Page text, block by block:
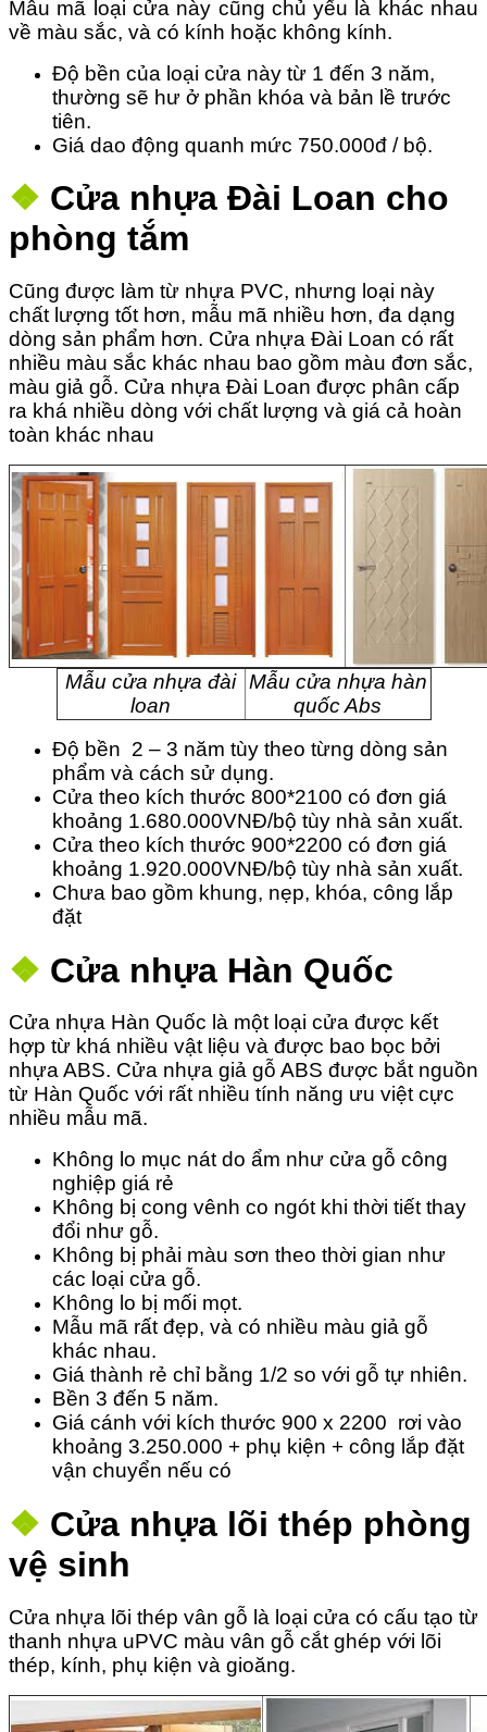
Mẫu mã loại cửa này cũng chủ yếu là khác nhau
về màu sắc, và có kính hoặc không kính.
Độ bền của loại cửa này từ 1 đến 3 năm,
thường sẽ hư ở phần khóa và bản lề trước
tiên.
Giá dao động quanh mức 750.000đ / bộ.
❖ Cửa nhựa Đài Loan cho
phòng tắm
Cũng được làm từ nhựa PVC, nhưng loại này
chất lượng tốt hơn, mẫu mã nhiều hơn, đa dạng
dòng sản phẩm hơn. Cửa nhựa Đài Loan có rất
nhiều màu sắc khác nhau bao gồm màu đơn sắc,
màu giả gỗ. Cửa nhựa Đài Loan được phân cấp
ra khá nhiều dòng với chất lượng và giá cả hoàn
toàn khác nhau
Mẫu cửa nhựa đài
loan
Mẫu cửa nhựa hàn
quốc Abs
Độ bền 2 – 3 năm tùy theo từng dòng sản
phẩm và cách sử dụng.
Cửa theo kích thước 800*2100 có đơn giá
khoảng 1.680.000VNĐ/bộ tùy nhà sản xuất.
Cửa theo kích thước 900*2200 có đơn giá
khoảng 1.920.000VNĐ/bộ tùy nhà sản xuất.
Chưa bao gồm khung, nẹp, khóa, công lắp
đặt
❖ Cửa nhựa Hàn Quốc
Cửa nhựa Hàn Quốc là một loại cửa được kết
hợp từ khá nhiều vật liệu và được bao bọc bởi
nhựa ABS. Cửa nhựa giả gỗ ABS được bắt nguồn
từ Hàn Quốc với rất nhiều tính năng ưu việt cực
nhiều mẫu mã.
Không lo mục nát do ẩm như cửa gỗ công
nghiệp giá rẻ
Không bị cong vênh co ngót khi thời tiết thay
đổi như gỗ.
Không bị phải màu sơn theo thời gian như
các loại cửa gỗ.
Không lo bị mối mọt.
Mẫu mã rất đẹp, và có nhiều màu giả gỗ
khác nhau.
Giá thành rẻ chỉ bằng 1/2 so với gỗ tự nhiên.
Bền 3 đến 5 năm.
Giá cánh với kích thước 900 x 2200 rơi vào
khoảng 3.250.000 + phụ kiện + công lắp đặt
vận chuyển nếu có
❖ Cửa nhựa lõi thép phòng
vệ sinh
Cửa nhựa lõi thép vân gỗ là loại cửa có cấu tạo từ
thanh nhựa uPVC màu vân gỗ cắt ghép với lõi
thép, kính, phụ kiện và gioăng.